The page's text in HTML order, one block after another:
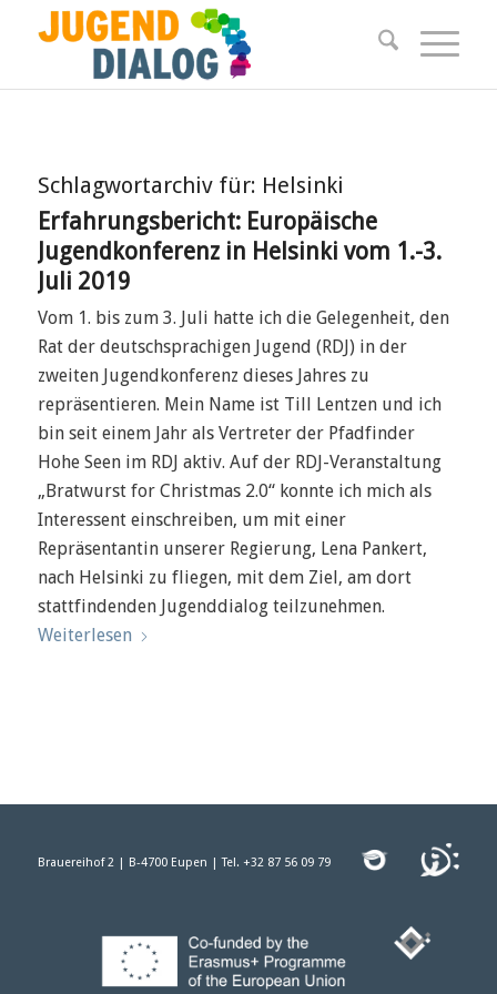
Schlagwortarchiv für: Helsinki
Erfahrungsbericht: Europäische
Jugendkonferenz in Helsinki vom 1.-3.
Juli 2019
Vom 1. bis zum 3. Juli hatte ich die Gelegenheit, den
Rat der deutschsprachigen Jugend (RDJ) in der
zweiten Jugendkonferenz dieses Jahres zu
repräsentieren. Mein Name ist Till Lentzen und ich
bin seit einem Jahr als Vertreter der Pfadfinder
Hohe Seen im RDJ aktiv. Auf der RDJ-Veranstaltung
„Bratwurst for Christmas 2.0“ konnte ich mich als
Interessent einschreiben, um mit einer
Repräsentantin unserer Regierung, Lena Pankert,
nach Helsinki zu fliegen, mit dem Ziel, am dort
stattfindenden Jugenddialog teilzunehmen.
Weiterlesen
Brauereihof 2 | B-4700 Eupen |Tel. +32 87 56 09 79